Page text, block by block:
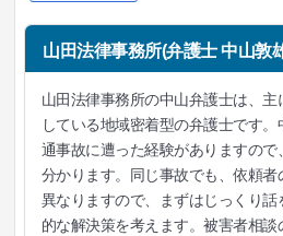
山田法律事務所(弁護士 中山敦
山田法律事務所の中山弁護士は、
している地域密着型の弁護士です
通事故に遭った経験がありますので
分かります。同じ事故でも、依頼
異なりますので、まずはじっくり
的な解決策を考えます。被害者相